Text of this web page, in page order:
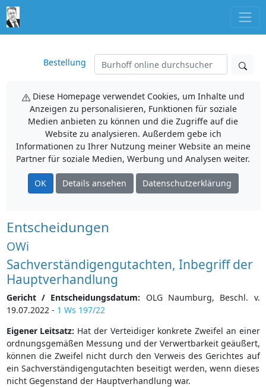
Bestellung
Diese Homepage verwendet Cookies, um Inhalte und
Anzeigen zu personalisieren, Funktionen für soziale
Medien anbieten zu können und die Zugriffe auf die
Website zu analysieren. Außerdem gebe ich
Informationen zu Ihrer Nutzung meiner Website an meine
Partner für soziale Medien, Werbung und Analysen weiter.
OK Details ansehen Datenschutzerklärung
Entscheidungen
OWi
Sachverständigengutachten, Inbegriff der
Hauptverhandlung
Gericht / Entscheidungsdatum: OLG Naumburg, Beschl. v.
19.07.2022 - 1 Ws 197/22
Eigener Leitsatz: Hat der Verteidiger konkrete Zweifel an einer
ordnungsgemäßen Messung und der Verwertbarkeit geäußert,
können die Zweifel nicht durch den Verweis des Gerichtes auf
ein Sachverständigengutachten beseitigt werden, wenn dieses
nicht Gegenstand der Hauptverhandlung war.